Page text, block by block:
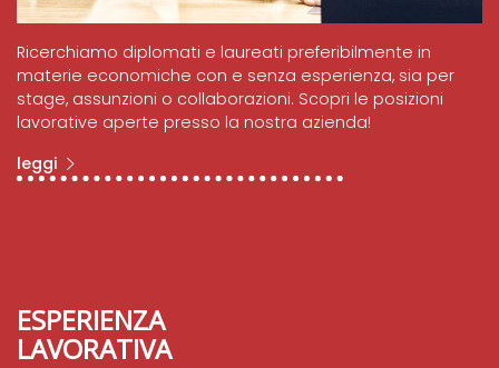
Ricerchiamo diplomati e laureati preferibilmente in
materie economiche con e senza esperienza, sia per
stage, assunzioni o collaborazioni. Scopri le posizioni
lavorative aperte presso la nostra azienda!
leggi
ESPERIENZA
LAVORATIVA